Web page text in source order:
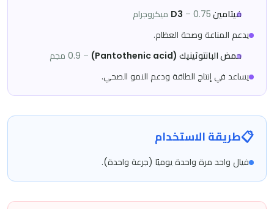
فيتامين D3
– 0.75 ميكروجرام
يدعم المناعة وصحة العظام.
حمض البانتوثينيك (Pantothenic acid)
– 0.9 مجم
يساعد في إنتاج الطاقة ودعم النمو الصحي.
📋طريقة الاستخدام
فيال واحد مرة واحدة يوميًا (جرعة واحدة).